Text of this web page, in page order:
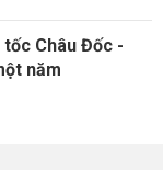
Châu Đốc -
năm